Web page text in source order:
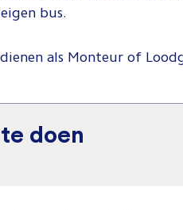
bus.
als Monteur of
doen